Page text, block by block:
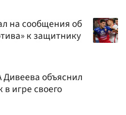
на сообщения об
к защитнику
Дивеева объяснил
игре своего